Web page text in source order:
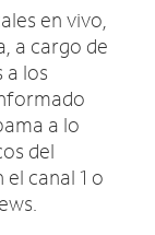
en vivo,
a cargo de
a los
a lo
del
el canal 1 o